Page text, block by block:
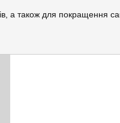
а також для покращення